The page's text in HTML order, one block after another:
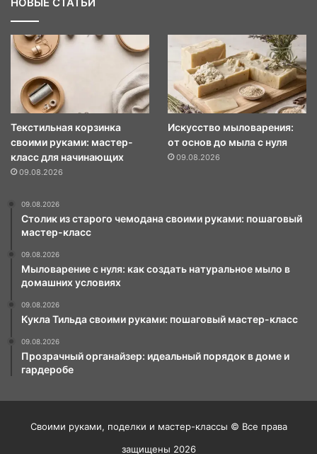
НОВЫЕ СТАТЬИ
Текстильная корзинка
своими руками: мастер-
класс для начинающих
09.08.2026
Искусство мыловарения:
от основ до мыла с нуля
09.08.2026
09.08.2026
Столик из старого чемодана своими руками: пошаговый
мастер-класс
09.08.2026
Мыловарение с нуля: как создать натуральное мыло в
домашних условиях
09.08.2026
Кукла Тильда своими руками: пошаговый мастер-класс
09.08.2026
Прозрачный органайзер: идеальный порядок в доме и
гардеробе
Своими руками, поделки и мастер-классы © Все права
защищены 2026